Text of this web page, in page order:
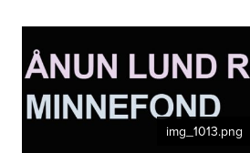
img_1013.png